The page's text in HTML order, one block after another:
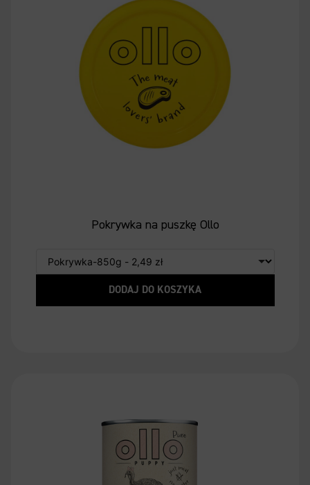
Pokrywka na puszkę Ollo
DODAJ DO KOSZYKA